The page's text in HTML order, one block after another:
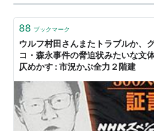
事件という印象が強く、自分と
があったせいで朧気なのであり
88 ブックマーク
ウルフ村田さんまたトラブルか、
コ・森永事件の脅迫状みたいな文
仄めかす : 市況かぶ全力２階建